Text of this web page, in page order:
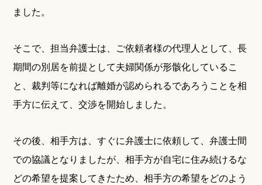
ました。
そこで、担当弁護士は、ご依頼者様の代理人として、長
期間の別居を前提として夫婦関係が形骸化しているこ
と、裁判等になれば離婚が認められるであろうことを相
手方に伝えて、交渉を開始しました。
その後、相手方は、すぐに弁護士に依頼して、弁護士間
での協議となりましたが、相手方が自宅に住み続けるな
どの希望を提案してきたため、相手方の希望をどのよう